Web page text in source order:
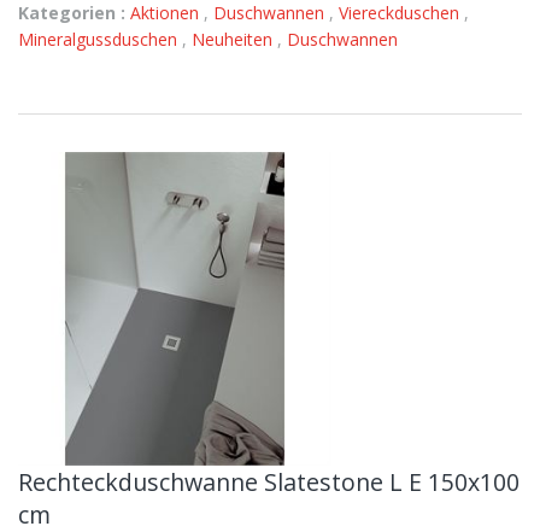
Kategorien : Aktionen , Duschwannen , Viereckduschen ,
Mineralgussduschen , Neuheiten , Duschwannen
Rechteckduschwanne Slatestone L E 150x100
cm